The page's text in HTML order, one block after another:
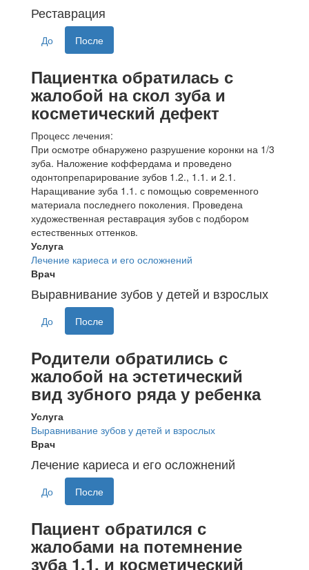
Реставрация
До После
Пациентка обратилась с
жалобой на скол зуба и
косметический дефект
Процесс лечения:
При осмотре обнаружено разрушение коронки на 1/3
зуба. Наложение коффердама и проведено
одонтопрепарирование зубов 1.2., 1.1. и 2.1.
Наращивание зуба 1.1. с помощью современного
материала последнего поколения. Проведена
художественная реставрация зубов с подбором
естественных оттенков.
Услуга
Лечение кариеса и его осложнений
Врач
Выравнивание зубов у детей и взрослых
До После
Родители обратились с
жалобой на эстетический
вид зубного ряда у ребенка
Услуга
Выравнивание зубов у детей и взрослых
Врач
Лечение кариеса и его осложнений
До После
Пациент обратился с
жалобами на потемнение
зуба 1.1. и косметический